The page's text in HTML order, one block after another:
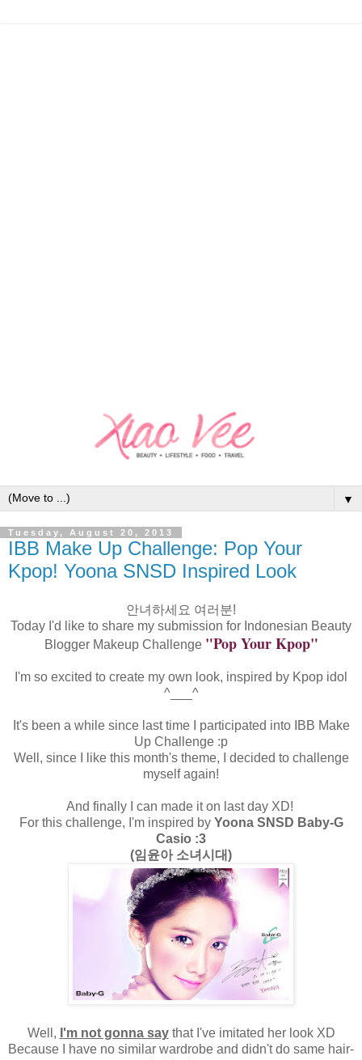
▼
Tuesday, August 20, 2013
IBB Make Up Challenge: Pop Your
Kpop! Yoona SNSD Inspired Look
안녀하세요 여러분!
Today I'd like to share my submission for Indonesian Beauty
Blogger Makeup Challenge "Pop Your Kpop"
I'm so excited to create my own look, inspired by Kpop idol
^___^
It's been a while since last time I participated into IBB Make
Up Challenge :p
Well, since I like this month's theme, I decided to challenge
myself again!
And finally I can made it on last day XD!
For this challenge, I'm inspired by Yoona SNSD Baby-G
Casio :3
(임윤아 소녀시대)
Well, I'm not gonna saythat I've imitated her look XD
Because I have no similar wardrobe and didn't do same hair-